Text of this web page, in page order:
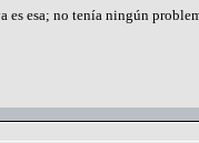
esa; no tenía ningún